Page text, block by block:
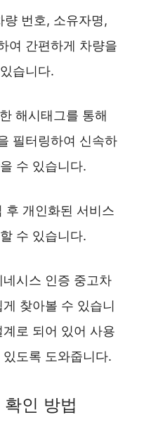
량 번호, 소유자명,
여 간편하게 차량을
습니다.
해시태그를 통해
필터링하여 신속하
수 있습니다.
후 개인화된 서비스
수 있습니다.
시스 인증 중고차
찾아볼 수 있습니
로 되어 있어 사용
도록 도와줍니다.
인 방법